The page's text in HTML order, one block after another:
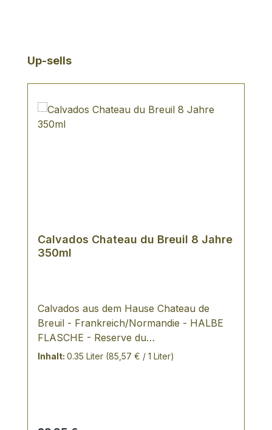
Produktgalerie überspringen
Up-sells
Calvados Chateau du Breuil 8 Jahre
350ml
Calvados aus dem Hause Chateau de
Breuil - Frankreich/Normandie - HALBE
FLASCHE - Reserve du
ChateauMindestens 8 Jahre Lagerung in
reift langsam in Eichenfässern, unter der
Inhalt: 0.35 Liter (85,57 € / 1 Liter)